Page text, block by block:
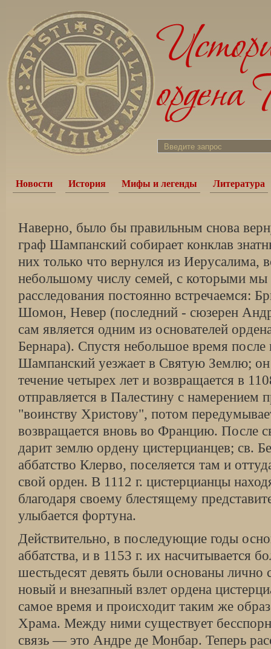
Новости История Мифы и легенды Литература
Наверно, было бы правильным снова
граф Шампанский собирает конклав
них только что вернулся из Иерусалима,
небольшому числу семей, с которыми мы
расследования постоянно встречаемся:
Шомон, Невер (последний - сюзерен
сам является одним из основателей
Бернара). Спустя небольшое время после
Шампанский уезжает в Святую Землю; он
течение четырех лет и возвращается в
отправляется в Палестину с намерением
"воинству Христову", потом
возвращается вновь во Францию. После
дарит землю ордену цистерцианцев; св.
аббатство Клерво, поселяется там и
свой орден. В 1112 г. цистерцианцы
благодаря своему блестящему
улыбается фортуна.
Действительно, в последующие годы
аббатства, и в 1153 г. их насчитывается
шестьдесят девять были основаны лично
новый и внезапный взлет ордена
самое время и происходит таким же
Храма. Между ними существует
связь — это Андре де Монбар. Теперь